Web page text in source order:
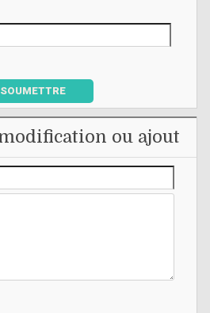
SOUMETTRE
ou ajout